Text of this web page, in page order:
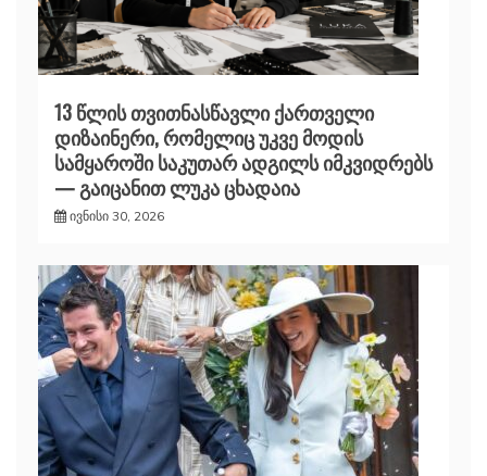
13 წლის თვითნასწავლი ქართველი
დიზაინერი, რომელიც უკვე მოდის
სამყაროში საკუთარ ადგილს იმკვიდრებს
— გაიცანით ლუკა ცხადაია
ივნისი 30, 2026